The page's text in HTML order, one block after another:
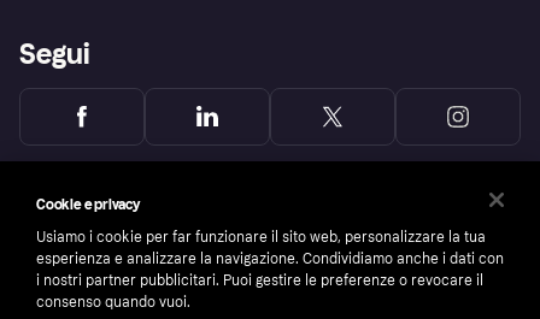
Segui
Cookie e privacy
Usiamo i cookie per far funzionare il sito web, personalizzare la tua
esperienza e analizzare la navigazione. Condividiamo anche i dati con
i nostri partner pubblicitari. Puoi gestire le preferenze o revocare il
consenso quando vuoi.